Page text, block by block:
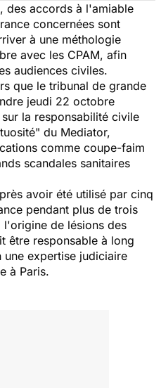
des accords à l'amiable
concernées sont
à une méthologie
avec les CPAM, afin
audiences civiles.
que le tribunal de grande
jeudi 22 octobre
la responsabilité civile
du Mediator,
comme coupe-faim
scandales sanitaires
avoir été utilisé par cinq
pendant plus de trois
l'origine de lésions des
être responsable à long
une expertise judiciaire
à Paris.